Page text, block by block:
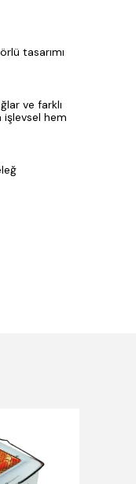
tasarımı
ve farklı
işlevsel hem